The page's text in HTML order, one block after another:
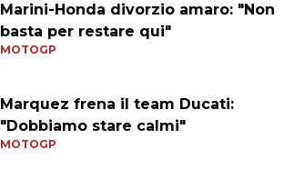
Marini-Honda divorzio amaro: "Non
basta per restare qui"
MOTOGP
Marquez frena il team Ducati:
"Dobbiamo stare calmi"
MOTOGP